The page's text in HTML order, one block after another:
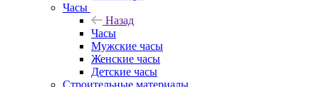
Часы
Назад
Часы
Мужские часы
Женские часы
Детские часы
Строительные материалы